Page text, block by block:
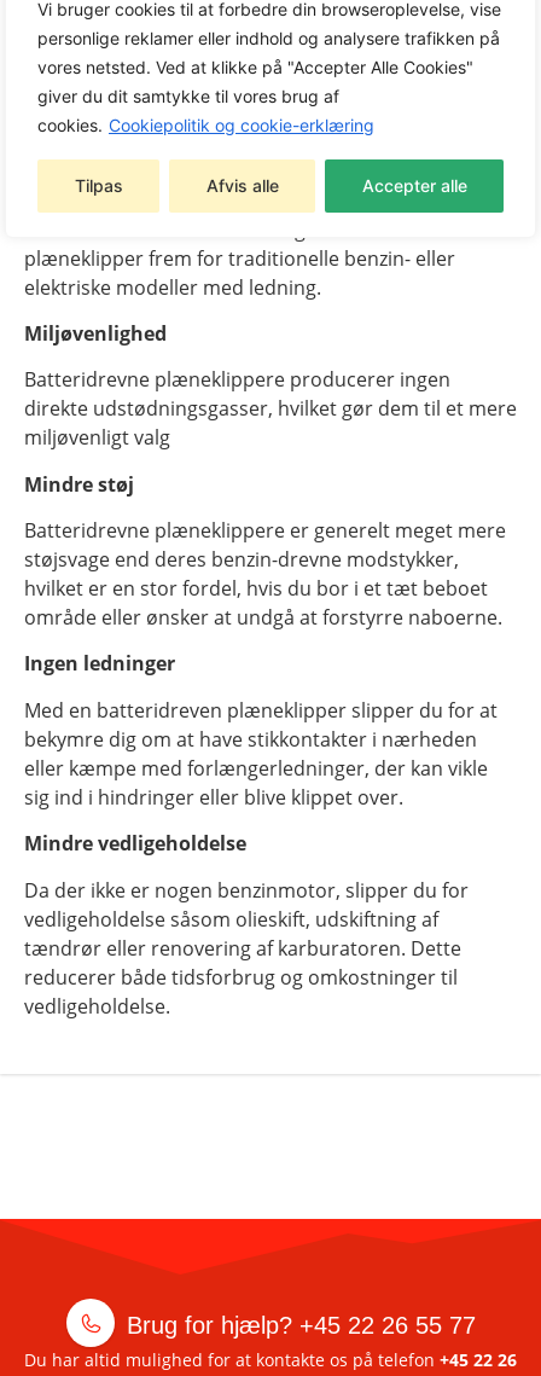
Vi bruger cookies til at forbedre din browseroplevelse, vise
personlige reklamer eller indhold og analysere trafikken på
vores netsted. Ved at klikke på "Accepter Alle Cookies"
giver du dit samtykke til vores brug af
cookies. Cookiepolitik og cookie-erklæring
Tilpas Afvis alle Accepter alle
du også til et bedre miljø, da disse maskiner
reducerer både støj- og luftforurening. Vores
plæneklippere er udviklet med fokus på miljøet og dit
velbefindende.
Fordele ved at vælge en batteridreven
plæneklipper
plæneklipper frem for traditionelle benzin- eller
elektriske modeller med ledning.
Miljøvenlighed
Batteridrevne plæneklippere producerer ingen
direkte udstødningsgasser, hvilket gør dem til et mere
miljøvenligt valg
Mindre støj
Batteridrevne plæneklippere er generelt meget mere
støjsvage end deres benzin-drevne modstykker,
hvilket er en stor fordel, hvis du bor i et tæt beboet
område eller ønsker at undgå at forstyrre naboerne.
Ingen ledninger
Med en batteridreven plæneklipper slipper du for at
bekymre dig om at have stikkontakter i nærheden
eller kæmpe med forlængerledninger, der kan vikle
sig ind i hindringer eller blive klippet over.
Mindre vedligeholdelse
Da der ikke er nogen benzinmotor, slipper du for
vedligeholdelse såsom olieskift, udskiftning af
tændrør eller renovering af karburatoren. Dette
reducerer både tidsforbrug og omkostninger til
vedligeholdelse.
Brug for hjælp? +45 22 26 55 77
Du har altid mulighed for at kontakte os på telefon +45 22 26